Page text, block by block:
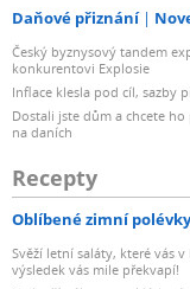
Daňové přiznání
Český byznysový tandem
konkurentovi Explosie
Inflace klesla pod cíl, sazby
Dostali jste dům a chcete
na daních
Recepty
Oblíbené zimní polévky
Svěží letní saláty, které vás
výsledek vás mile překvapí!